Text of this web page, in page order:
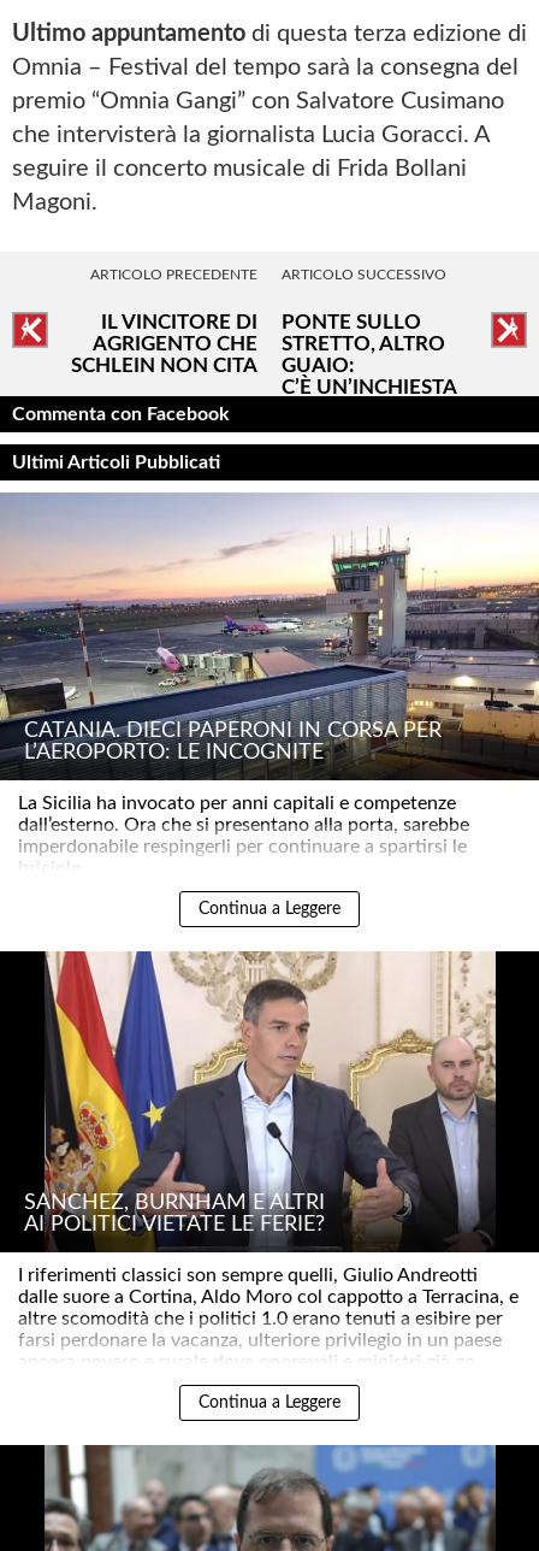
Ultimo appuntamento di questa terza edizione di
Omnia – Festival del tempo sarà la consegna del
premio “Omnia Gangi” con Salvatore Cusimano
che intervisterà la giornalista Lucia Goracci. A
seguire il concerto musicale di Frida Bollani
Magoni.
ARTICOLO PRECEDENTE
IL VINCITORE DI
AGRIGENTO CHE
SCHLEIN NON CITA
ARTICOLO SUCCESSIVO
PONTE SULLO
STRETTO, ALTRO
GUAIO:
C’È UN’INCHIESTA
Commenta con Facebook
Ultimi Articoli Pubblicati
CATANIA. DIECI PAPERONI IN CORSA PER
L’AEROPORTO: LE INCOGNITE
La Sicilia ha invocato per anni capitali e competenze
dall’esterno. Ora che si presentano alla porta, sarebbe
imperdonabile respingerli per continuare a spartirsi le
briciole..
Continua a Leggere
SÁNCHEZ, BURNHAM E ALTRI
AI POLITICI VIETATE LE FERIE?
I riferimenti classici son sempre quelli, Giulio Andreotti
dalle suore a Cortina, Aldo Moro col cappotto a Terracina, e
altre scomodità che i politici 1.0 erano tenuti a esibire per
farsi perdonare la vacanza, ulteriore privilegio in un paese
ancora povero e rurale dove onorevoli e ministri già go..
Continua a Leggere